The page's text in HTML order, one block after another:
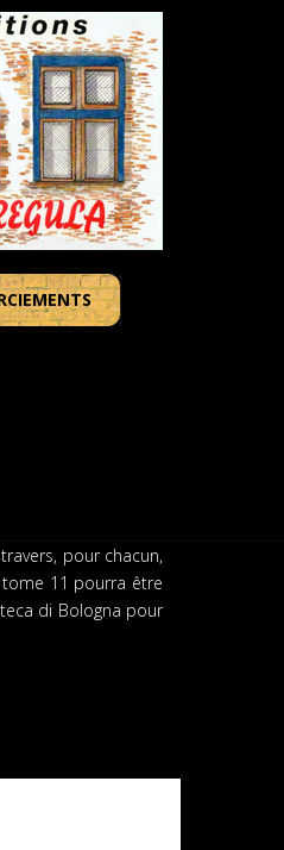
pour chacun,
tome 11 pourra être
di Bologna pour